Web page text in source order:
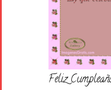
Feliz